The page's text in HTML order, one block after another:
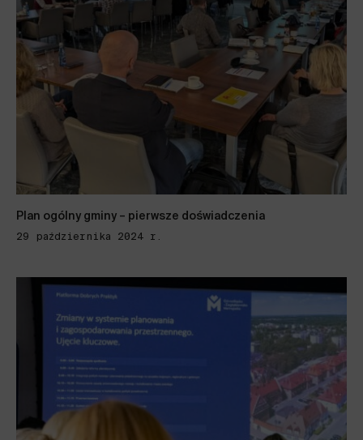
Plan ogólny gminy – pierwsze doświadczenia
29 października 2024 r.